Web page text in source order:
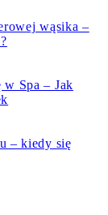
wąsika –
w Spa – Jak
– kiedy się